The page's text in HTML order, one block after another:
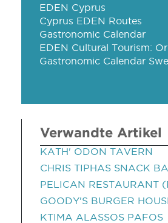
EDEN Cyprus
Cyprus EDEN Routes
Gastronomic Calendar
EDEN Cultural Tourism:
Gastronomic Calendar
Verwandte Artikel
KATH' ODON TAVERN
CHRIS TIPHAS SNACK
PELICAN RESTAURANT
GOODY'S BURGER
KTIMA ALASSOS PAFOS